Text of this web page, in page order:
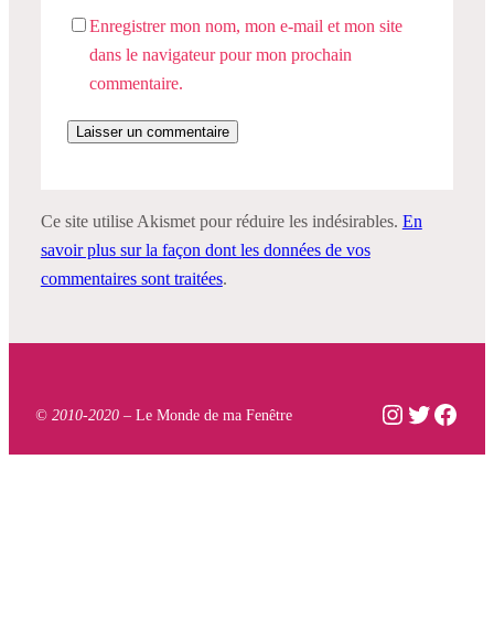
Enregistrer mon nom, mon e-mail et mon site
dans le navigateur pour mon prochain
commentaire.
Ce site utilise Akismet pour réduire les indésirables. En
savoir plus sur la façon dont les données de vos
commentaires sont traitées.
© 2010-2020 – Le Monde de ma Fenêtre Instagram
Twitter